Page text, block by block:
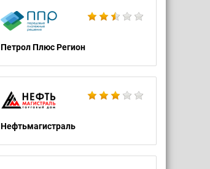
Петрол Плюс Регион
Нефтьмагистраль